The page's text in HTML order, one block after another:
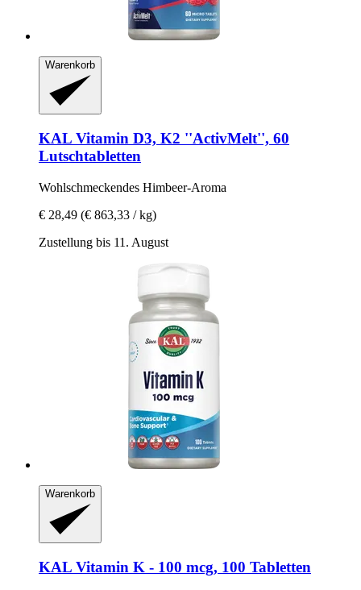
Warenkorb
KAL Vitamin D3, K2 ''ActivMelt'', 60
Lutschtabletten
Wohlschmeckendes Himbeer-​Aroma
€ 28,49 (€ 863,33 / kg)
Zustellung bis 11. August
Warenkorb
KAL Vitamin K -​ 100 mcg, 100 Tabletten